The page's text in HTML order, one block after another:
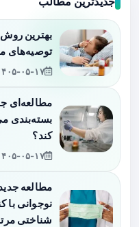
بهترین
توصیه‌های
۱۴۰۵-۰۵-
مطالعه‌ای
بسته‌بندی
کند؟
۱۴۰۵-۰۵-
مطالعه
نوجوانی
شناختی